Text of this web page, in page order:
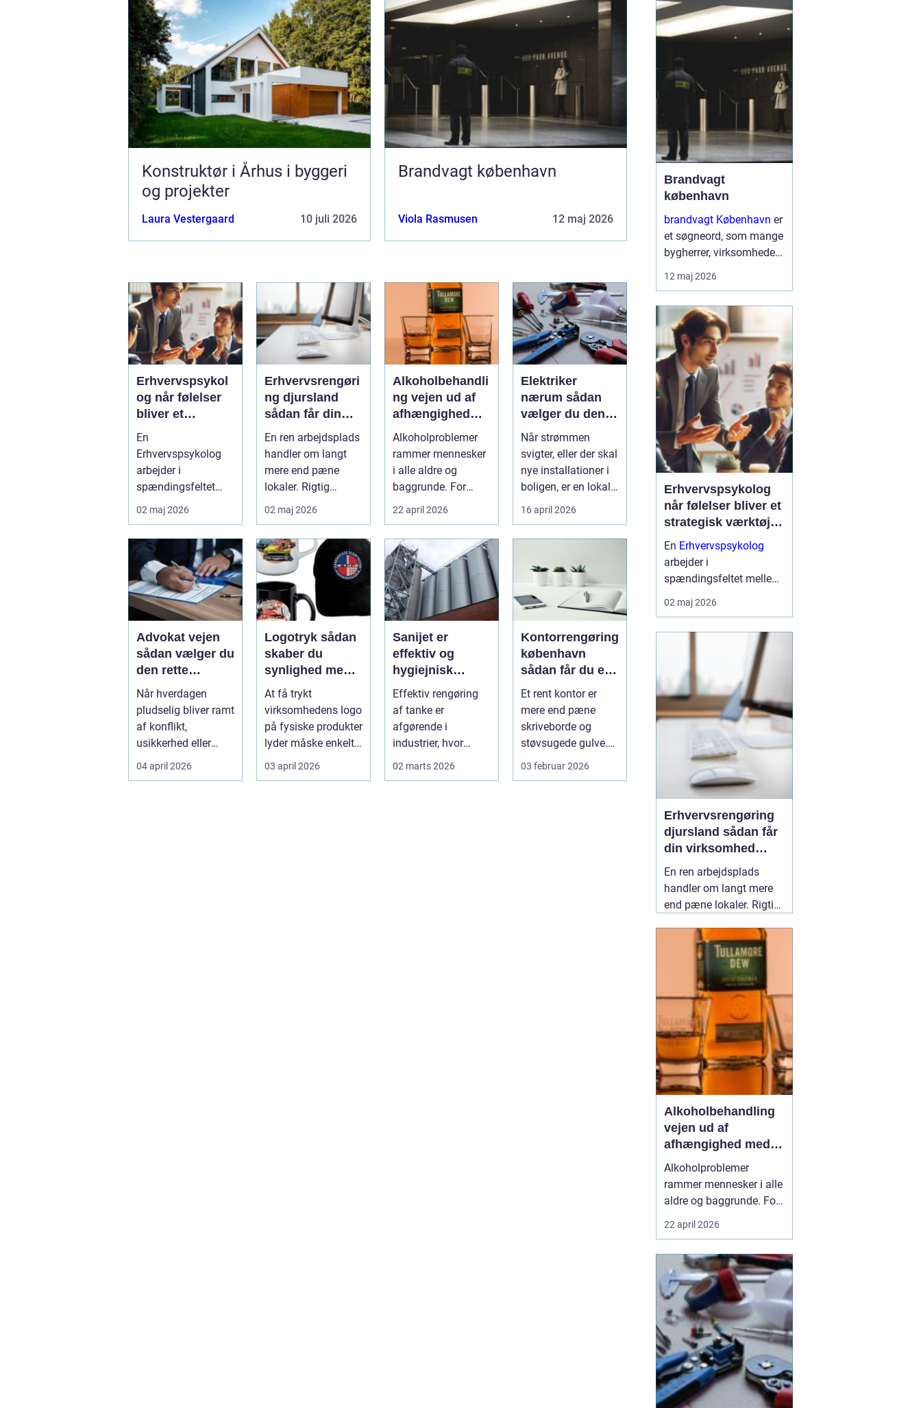
Konstruktør i Århus i byggeri
og projekter
Laura Vestergaard 10 juli 2026
Brandvagt københavn
Viola Rasmusen 12 maj 2026
Erhvervspsykol
og når følelser
bliver et
strategisk
værktøj i
arbejdslivet
En
Erhvervspsykolog
arbejder i
spændingsfeltet
mellem mennesker
og forretning. Fokus
er ikke kun på ...
02 maj 2026
Erhvervsrengøri
ng djursland
sådan får din
virksomhed
mest muligt ud
af rengøringen
En ren arbejdsplads
handler om langt
mere end pæne
lokaler. Rigtig
mange
virksomheder på
Djursland o...
02 maj 2026
Alkoholbehandli
ng vejen ud af
afhængighed
med
professionel
støtte
Alkoholproblemer
rammer mennesker
i alle aldre og
baggrunde. For
mange starter det
med hyggedrik på ...
22 april 2026
Elektriker
nærum sådan
vælger du den
rette fagmand til
dine el-opgaver
Når strømmen
svigter, eller der skal
nye installationer i
boligen, er en lokal
og pålidelig
elektrik...
16 april 2026
Advokat vejen
sådan vælger du
den rette
juridiske hjælp
lokalt
Når hverdagen
pludselig bliver ramt
af konflikt,
usikkerhed eller
store beslutninger,
kan en lokal a...
04 april 2026
Logotryk sådan
skaber du
synlighed med
simple midler
At få trykt
virksomhedens logo
på fysiske produkter
lyder måske enkelt.
Men gjort rigtigt kan
logotr...
03 april 2026
Sanijet er
effektiv og
hygiejnisk
tankrensning til
krævende
industrier
Effektiv rengøring
af tanke er
afgørende i
industrier, hvor
02 marts 2026
Kontorrengøring
københavn
sådan får du et
sundt og
præsentabelt
arbejdsmiljø
Et rent kontor er
mere end pæne
skriveborde og
støvsugede gulve.
For mange
03 februar 2026
gennemsigtighed og en
løsning, der både holder
økonomisk og
byggeteknisk. Søger du
en god "
10 juli 2026
Brandvagt
københavn
brandvagt København er
et søgneord, som mange
bygherrer, virksomheder
og arrangører søger på,
når de skal sikre arbejde
større events i
hovedstadsområdet.
Brandvagter...
12 maj 2026
Erhvervspsykolog
når følelser bliver et
strategisk værktøj i
arbejdslivet
En Erhvervspsykolog
arbejder i
spændingsfeltet mellem
mennesker og forretning.
Fokus er ikke kun på
samarbejde, ledelse og
resultater. Når vi forstår
de følelser og relationer,
der drive...
02 maj 2026
Erhvervsrengøring
djursland sådan får
din virksomhed
mest muligt ud af
rengøringen
En ren arbejdsplads
handler om langt mere
end pæne lokaler. Rigtig
Djursland oplever, at
professionel rengøring
giver ro i hverdagen,
færre sygedage og et
bedre førstehåndsindtryk
over for kunder. Når vi
taler om02 maj 2026
Alkoholbehandling
vejen ud af
afhængighed med
professionel støtte
Alkoholproblemer
rammer mennesker i alle
aldre og baggrunde. For
mange starter det med
hyggedrik på arbejde
langsomt får alkoholen
mere magt over
hverdagen. Når drikkeriet
begynder at styre tanker,
relationer og helbred,
kan
22 april 2026